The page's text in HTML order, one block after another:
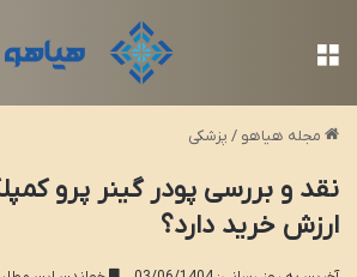
مجله هیاهو / پزشکی
نقد و بررسی پودر گینر پرو
ارزش خرید دارد؟